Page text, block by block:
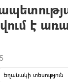
է
Եղանակի տեսություն